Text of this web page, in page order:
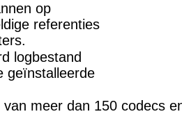
op
referenties
logbestand
geïnstalleerde
meer dan 150 codecs